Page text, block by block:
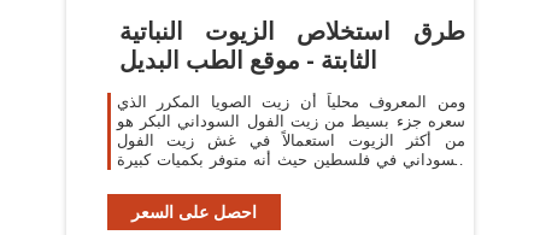
طرق استخلاص الزيوت النباتية
الثابتة - موقع الطب البديل
ومن المعروف محلياً أن زيت الصويا المكرر الذي
سعره جزء بسيط من زيت الفول السوداني البكر هو
من أكثر الزيوت استعمالاً في غش زيت الفول
السوداني في فلسطين حيث أنه متوفر بكميات كبيرة
احصل على السعر